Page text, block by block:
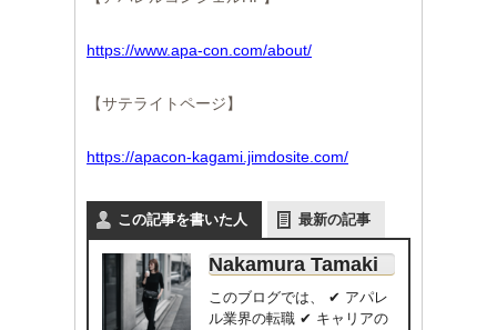
https://www.apa-con.com/about/
【サテライトページ】
https://apacon-kagami.jimdosite.com/
この記事を書いた人 最新の記事
Nakamura Tamaki
このブログでは、 ✔ アパレ
ル業界の転職 ✔ キャリアの